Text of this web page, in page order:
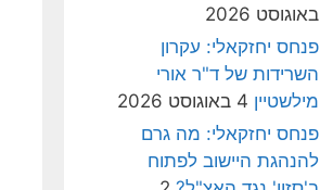
באוגוסט 2026
פנחס יחזקאלי: עקרון
השרידות של ד"ר אורי
מילשטיין 4 באוגוסט 2026
פנחס יחזקאלי: מה גרם
להנהגת היישוב לפתוח